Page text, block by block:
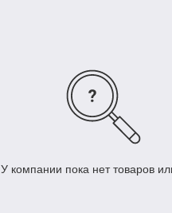
У компании пока нет товаров